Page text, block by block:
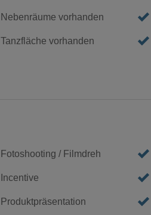
Nebenräume vorhanden
Tanzfläche vorhanden
Fotoshooting / Filmdreh
Incentive
Produktpräsentation